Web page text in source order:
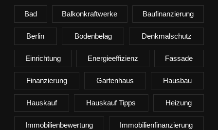
Bad Balkonkraftwerke Baufinanzierung
Berlin Bodenbelag Denkmalschutz
Einrichtung Energieeffizienz Fassade
Finanzierung Gartenhaus Hausbau
Hauskauf Hauskauf Tipps Heizung
Immobilienbewertung Immobilienfinanzierung